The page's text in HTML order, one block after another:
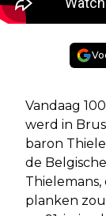
Vandaag
werd in
baron
de
Thielemans,
planken zou